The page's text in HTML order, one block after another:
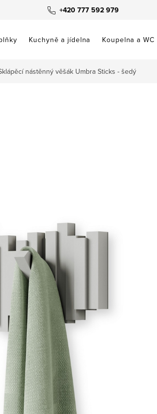
+420 777 592 979
Kuchyně a jídelna Koupelna a WC
nástěnný věšák Umbra Sticks - šedý